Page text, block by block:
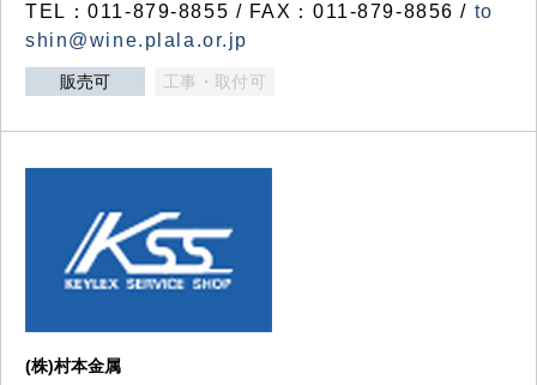
TEL：011-879-8855 / FAX：011-879-8856 / to
shin@wine.plala.or.jp
販売可 工事・取付可
(株)村本金属